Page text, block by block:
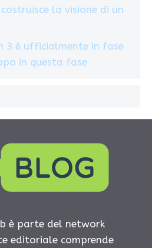
costruisce la visione di un
3 è ufficialmente in fase
in questa fase
è parte del network
editoriale comprende